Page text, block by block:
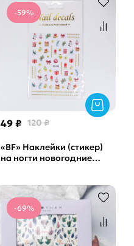
-59%
49 ₽ 120 ₽
«BF» Наклейки (стикер)
на ногти новогодние
-69%